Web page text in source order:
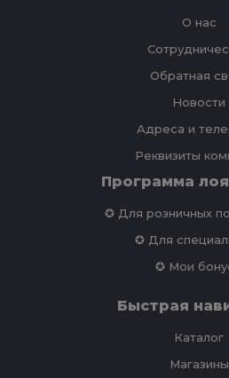
О нас
Обратная
Новости
Адреса и
Реквизиты
Программа
✪ Для розничных
✪ Для
✪ Мои
Быстрая
Каталог
Магазины